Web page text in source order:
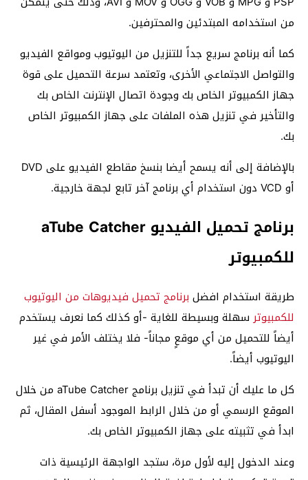
من استخدامه المبتدئين والمحترفين.
كما أنه برنامج سريع جداً للتنزيل من اليوتيوب ومواقع الفيديو
والتواصل الاجتماعي الأخرى، وتعتمد سرعة التحميل على قوة
جهاز الكمبيوتر الخاص بك وجودة اتصال الإنترنت الخاص بك
والتأخير في تنزيل هذه الملفات على جهاز الكمبيوتر الخاص
بك.
بالإضافة إلى أنه يسمح أيضا بنسخ مقاطع الفيديو على DVD
أو VCD دون استخدام أي برنامج آخر تابع لجهة خارجية.
برنامج تحميل الفيديو aTube Catcher
للكمبيوتر
طريقة استخدام افضل برنامج تحميل فيديوهات من اليوتيوب
للكمبيوتر سهلة وبسيطة للغاية -أو كذلك كما نعرف يستخدم
أيضاً للتحميل من أي موقعٍ مجاناً- فلا يختلف الأمر في غير
اليوتيوب أيضاً.
كل ما عليك أن تبدأ في تنزيل برنامج aTube Catcher من خلال
الموقع الرسمي أو من خلال الرابط الموجود أسفل المقال، ثم
ابدأ في تثبيته على جهاز الكمبيوتر الخاص بك.
وعند الدخول إليه لأول مرة، ستجد الواجهة الرئيسية ذات